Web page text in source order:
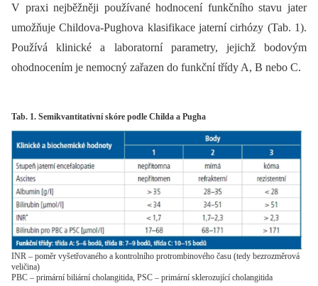
V praxi nejběžněji používané hodnocení funkčního stavu jater
umožňuje Childova-Pughova klasifikace jaterní cirhózy (Tab. 1).
Používá klinické a laboratorní parametry, jejichž bodovým
ohodnocením je nemocný zařazen do funkční třídy A, B nebo C.
Tab. 1. Semikvantitativní skóre podle Childa a Pugha
INR – poměr vyšetřovaného a kontrolního protrombinového času (tedy bezrozměrová
veličina)
PBC – primární biliární cholangitida, PSC – primární sklerozující cholangitida